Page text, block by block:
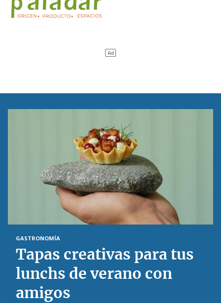
GASTRONOMÍA
Tapas creativas para tus
lunchs de verano con
amigos